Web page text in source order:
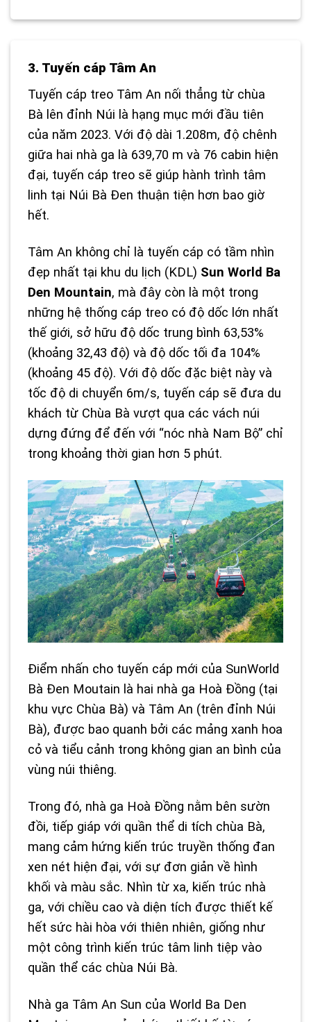
3. Tuyến cáp Tâm An
Tuyến cáp treo Tâm An nối thẳng từ chùa
Bà lên đỉnh Núi là hạng mục mới đầu tiên
của năm 2023. Với độ dài 1.208m, độ chênh
giữa hai nhà ga là 639,70 m và 76 cabin hiện
đại, tuyến cáp treo sẽ giúp hành trình tâm
linh tại Núi Bà Đen thuận tiện hơn bao giờ
hết.
Tâm An không chỉ là tuyến cáp có tầm nhìn
đẹp nhất tại khu du lịch (KDL) Sun World Ba
Den Mountain, mà đây còn là một trong
những hệ thống cáp treo có độ dốc lớn nhất
thế giới, sở hữu độ dốc trung bình 63,53%
(khoảng 32,43 độ) và độ dốc tối đa 104%
(khoảng 45 độ). Với độ dốc đặc biệt này và
tốc độ di chuyển 6m/s, tuyến cáp sẽ đưa du
khách từ Chùa Bà vượt qua các vách núi
dựng đứng để đến với “nóc nhà Nam Bộ” chỉ
trong khoảng thời gian hơn 5 phút.
Điểm nhấn cho tuyến cáp mới của SunWorld
Bà Đen Moutain là hai nhà ga Hoà Đồng (tại
khu vực Chùa Bà) và Tâm An (trên đỉnh Núi
Bà), được bao quanh bởi các mảng xanh hoa
cỏ và tiểu cảnh trong không gian an bình của
vùng núi thiêng.
Trong đó, nhà ga Hoà Đồng nằm bên sườn
đồi, tiếp giáp với quần thể di tích chùa Bà,
mang cảm hứng kiến trúc truyền thống đan
xen nét hiện đại, với sự đơn giản về hình
khối và màu sắc. Nhìn từ xa, kiến trúc nhà
ga, với chiều cao và diện tích được thiết kế
hết sức hài hòa với thiên nhiên, giống như
một công trình kiến trúc tâm linh tiệp vào
quần thể các chùa Núi Bà.
Nhà ga Tâm An Sun của World Ba Den